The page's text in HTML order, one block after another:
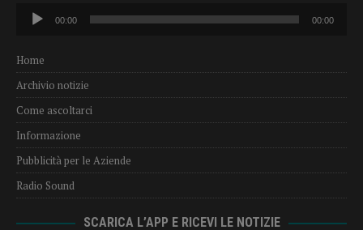
Audio
Player
00:00 00:00
Home
Archivio notizie
Come ascoltarci
Informazione
Pubblicità per le Aziende
Radio Sound
SCARICA L’APP E RICEVI LE NOTIZIE